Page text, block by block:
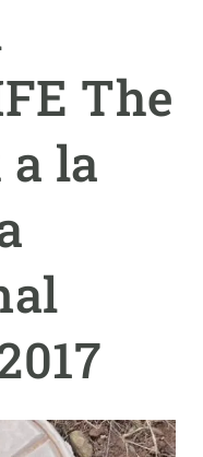
The
la